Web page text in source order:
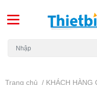
Trang chủ / KHÁCH HÀNG